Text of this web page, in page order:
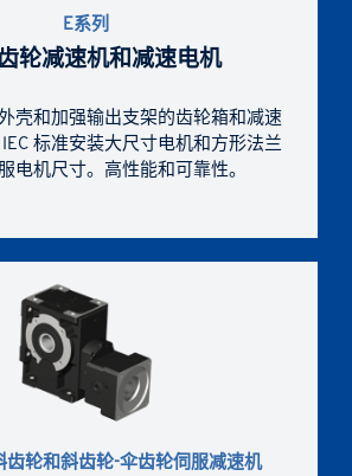
E系列
轮减速机和减速电机
壳和加强输出支架的齿轮箱和减速
标准安装大尺寸电机和方形法兰
电机尺寸。高性能和可靠性。
齿轮和斜齿轮-伞齿轮伺服减速机